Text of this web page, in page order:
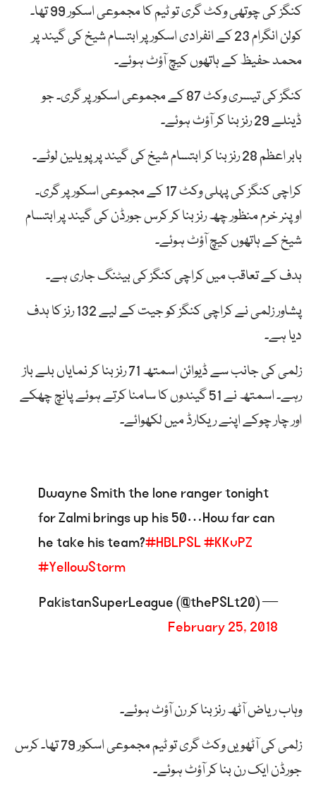
کنگز کی چوتھی وکٹ گری تو ٹیم کا مجموعی اسکور 99 تھا۔
کولن انگرام 23 کے انفرادی اسکور پر ابتسام شیخ کی گیند پر
محمد حفیظ کے ہاتھوں کیچ آؤٹ ہوئے۔
کنگز کی تیسری وکٹ 87 کے مجموعی اسکور پر گری۔ جو
ڈینلے 29 رنز بنا کر آؤٹ ہوئے۔
بابر اعظم 28 رنز بنا کر ابتسام شیخ کی گیند پر پویلین لوٹے۔
کراچی کنگز کی پہلی وکٹ 17 کے مجموعی اسکور پر گری۔
اوپنر خرم منظور چھ رنز بنا کر کرس جورڈن کی گیند پر ابتسام
شیخ کے ہاتھوں کیچ آؤٹ ہوئے۔
ہدف کے تعاقب میں کراچی کنگز کی بیٹنگ جاری ہے۔
پشاور زلمی نے کراچی کنگز کو جیت کے لیے 132 رنز کا ہدف
دیا ہے۔
زلمی کی جانب سے ڈیوائن اسمتھ 71 رنز بنا کر نمایاں بلے باز
رہے۔ اسمتھ نے 51 گیندوں کا سامنا کرتے ہوئے پانچ چھکے
اور چار چوکے اپنے ریکارڈ میں لکھوائے۔
Dwayne Smith the lone ranger tonight
for Zalmi brings up his 50…How far can
he take his team?#HBLPSL#KKvPZ
#YellowStorm
— PakistanSuperLeague (@thePSLt20)
February 25, 2018
وہاب ریاض آٹھ رنز بنا کر رن آؤٹ ہوئے۔
زلمی کی آٹھویں وکٹ گری تو ٹیم مجموعی اسکور 79 تھا۔ کرس
جورڈن ایک رن بنا کر آؤٹ ہوئے۔